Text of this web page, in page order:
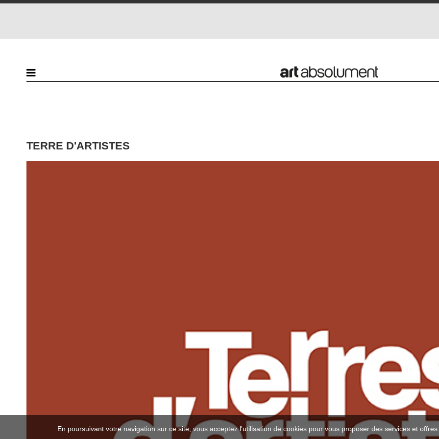
TERRE D'ARTISTES
En poursuivant votre navigation sur ce site, vous acceptez l'utilisation de cookies pour vous proposer des services et